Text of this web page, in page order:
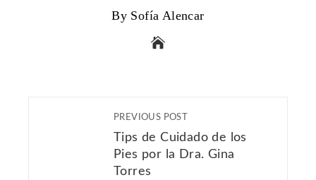
By Sofía Alencar
PREVIOUS POST
Tips de Cuidado de los
Pies por la Dra. Gina
Torres